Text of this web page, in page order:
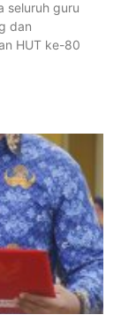
seluruh guru
dan
HUT ke-80